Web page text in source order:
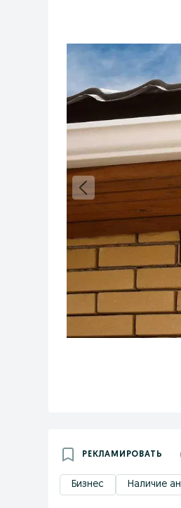
РЕКЛАМИРОВАТЬ
Бизнес Наличие